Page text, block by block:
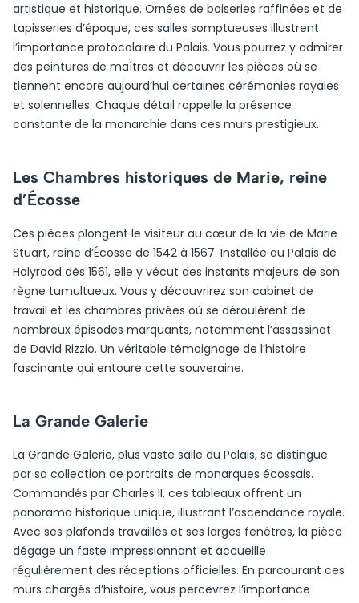
artistique et historique. Ornées de boiseries raffinées et de
tapisseries d’époque, ces salles somptueuses illustrent
l’importance protocolaire du Palais. Vous pourrez y admirer
des peintures de maîtres et découvrir les pièces où se
tiennent encore aujourd’hui certaines cérémonies royales
et solennelles. Chaque détail rappelle la présence
constante de la monarchie dans ces murs prestigieux.
Les Chambres historiques de Marie, reine
d’Écosse
Ces pièces plongent le visiteur au cœur de la vie de Marie
Stuart, reine d’Écosse de 1542 à 1567. Installée au Palais de
Holyrood dès 1561, elle y vécut des instants majeurs de son
règne tumultueux. Vous y découvrirez son cabinet de
travail et les chambres privées où se déroulèrent de
nombreux épisodes marquants, notamment l’assassinat
de David Rizzio. Un véritable témoignage de l’histoire
fascinante qui entoure cette souveraine.
La Grande Galerie
La Grande Galerie, plus vaste salle du Palais, se distingue
par sa collection de portraits de monarques écossais.
Commandés par Charles II, ces tableaux offrent un
panorama historique unique, illustrant l’ascendance royale.
Avec ses plafonds travaillés et ses larges fenêtres, la pièce
dégage un faste impressionnant et accueille
régulièrement des réceptions officielles. En parcourant ces
murs chargés d’histoire, vous percevrez l’importance